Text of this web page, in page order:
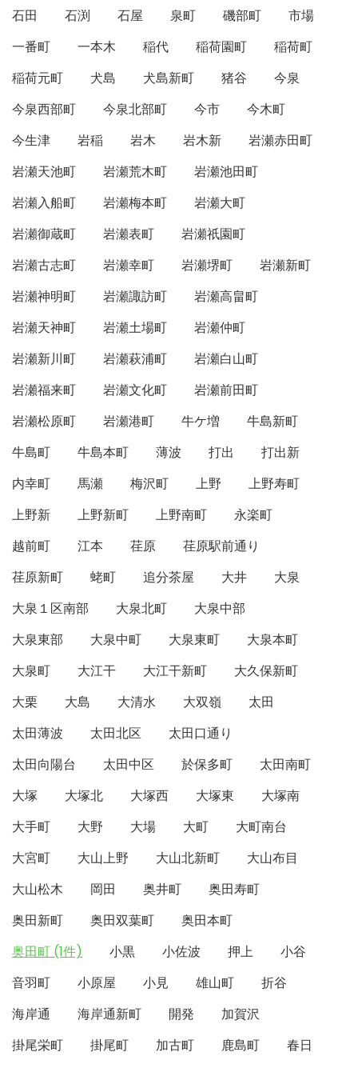
石田
石渕 石屋 泉町 磯部町
市場
一番町
一本木 稲代 稲荷園町
稲荷町
稲荷元町
犬島 犬島新町 猪谷
今泉
今泉西部町
今泉北部町 今市
今木町
今生津
岩稲 岩木 岩木新
岩瀬赤田町
岩瀬天池町
岩瀬荒木町
岩瀬池田町
岩瀬入船町
岩瀬梅本町
岩瀬大町
岩瀬御蔵町
岩瀬表町
岩瀬祇園町
岩瀬古志町
岩瀬幸町 岩瀬堺町
岩瀬新町
岩瀬神明町
岩瀬諏訪町
岩瀬高畠町
岩瀬天神町
岩瀬土場町
岩瀬仲町
岩瀬新川町
岩瀬萩浦町
岩瀬白山町
岩瀬福来町
岩瀬文化町
岩瀬前田町
岩瀬松原町
岩瀬港町 牛ケ増
牛島新町
牛島町
牛島本町 薄波 打出
打出新
内幸町
馬瀬 梅沢町 上野
上野寿町
上野新
上野新町 上野南町
永楽町
越前町
江本 荏原
荏原駅前通り
荏原新町
蛯町 追分茶屋 大井
大泉
大泉１区南部
大泉北町
大泉中部
大泉東部
大泉中町 大泉東町
大泉本町
大泉町
大江干 大江干新町
大久保新町
大栗
大島 大清水 大双嶺
太田
太田薄波
太田北区
太田口通り
太田向陽台
太田中区 於保多町
太田南町
大塚
大塚北 大塚西 大塚東
大塚南
大手町
大野 大場 大町
大町南台
大宮町
大山上野 大山北新町
大山布目
大山松木
岡田 奥井町
奥田寿町
奥田新町
奥田双葉町
奥田本町
奥田町 (1件)
小黒 小佐波 押上
小谷
音羽町
小原屋 小見 雄山町
折谷
海岸通
海岸通新町 開発
加賀沢
掛尾栄町
掛尾町 加古町 鹿島町
春日